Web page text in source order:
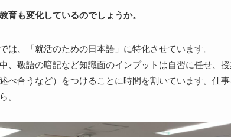
も変化しているのでしょうか。
は、「就活のための日本語」に特化させています。
、敬語の暗記など知識面のインプットは自習に任せ、
べ合うなど）をつけることに時間を割いています。仕
。